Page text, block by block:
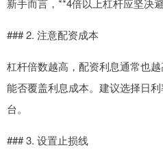
新手而言，**4倍以上杠杆应坚决避
### 2. 注意配资成本
杠杆倍数越高，配资利息通常也
能否覆盖利息成本。建议选择日
台。
### 3. 设置止损线